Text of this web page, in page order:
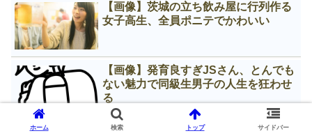
【画像】茨城の立ち飲み屋に行列作る
女子高生、全員ポニテでかわいい
【画像】発育良すぎJSさん、とんでも
ない魅力で同級生男子の人生を狂わせ
る
【画像】バナナマン日村とガッツリキ
ホーム 検索 トップ サイドバー